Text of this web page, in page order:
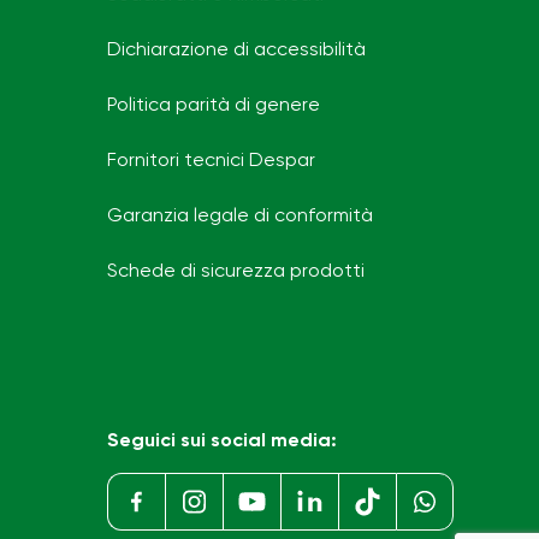
Dichiarazione di accessibilità
Politica parità di genere
Fornitori tecnici Despar
Garanzia legale di conformità
Schede di sicurezza prodotti
Seguici sui social media: